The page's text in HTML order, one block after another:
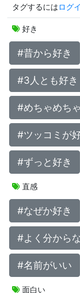
タグするには ログ
好き
#昔から好き
#3人とも好き
#めちゃめち
#ツッコミが
#ずっと好き
直感
#なぜか好き
#よく分から
#名前がいい
面白い